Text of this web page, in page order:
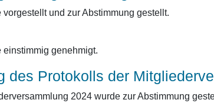
und zur Abstimmung gestellt.
einstimmig genehmigt.
des Protokolls der
2024 wurde zur Abstimmung